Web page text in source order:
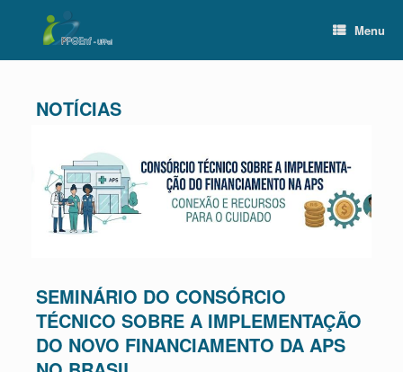
Menu
SEMINÁRIO DO CONSÓRCIO
TÉCNICO SOBRE A IMPLEMENTAÇÃO
DO NOVO FINANCIAMENTO DA APS